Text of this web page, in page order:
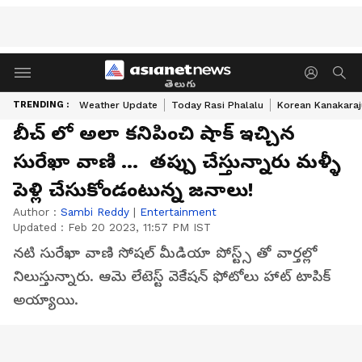
తెలుగు
TRENDING : Weather Update Today Rasi Phalalu Korean
బీచ్ లో అలా కనిపించి షాక్ ఇచ్చిన
సురేఖా వాణి ... తప్పు చేస్తున్నారు మళ్ళీ
పెళ్లి చేసుకోండంటున్న జనాలు!
Author : Sambi Reddy | Entertainment
Updated : Feb 20 2023, 11:57 PM IST
నటి సురేఖా వాణి సోషల్ మీడియా పోస్ట్స్ తో వార్తల్లో
నిలుస్తున్నారు. ఆమె లేటెస్ట్ వెకేషన్ ఫోటోలు హాట్ టాపిక్
అయ్యాయి.